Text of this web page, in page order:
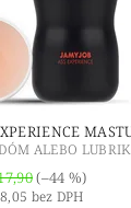
ALEBO
(–44 %)
bez DPH